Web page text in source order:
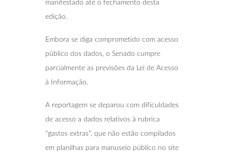
manifestado até o fechamento desta
edição.
Embora se diga comprometido com acesso
público dos dados, o Senado cumpre
parcialmente as previsões da Lei de Acesso
à Informação.
A reportagem se deparou com dificuldades
de acesso a dados relativos à rubrica
“gastos extras”, que não estão compilados
em planilhas para manuseio público no site